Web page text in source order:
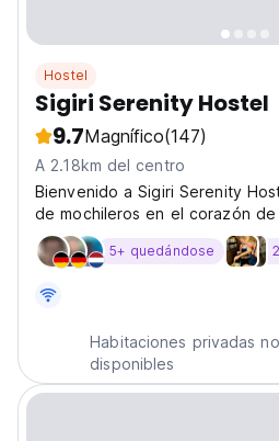
Hostel
Sigiri Serenity Hostel
9.7Magnífico(147)
A 2.18km del centro
Bienvenido a Sigiri Serenity
de mochileros en el corazón de
Rodeados de jungla y vida
lugar para dormir: somos un
5+ quedándose
Habitaciones privadas no
disponibles